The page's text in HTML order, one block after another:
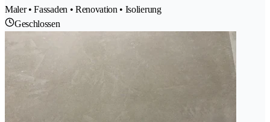
Maler • Fassaden • Renovation • Isolierung
Geschlossen